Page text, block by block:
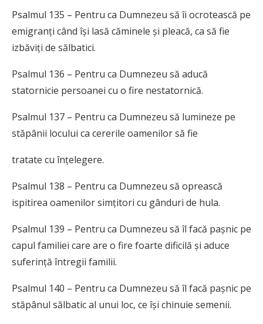
Psalmul 135 – Pentru ca Dumnezeu să îi ocrotească pe
emigranți când își lasă căminele și pleacă, ca să fie
izbăviți de sălbatici.
Psalmul 136 – Pentru ca Dumnezeu să aducă
statornicie persoanei cu o fire nestatornică.
Psalmul 137 – Pentru ca Dumnezeu să lumineze pe
stăpânii locului ca cererile oamenilor să fie
tratate cu înțelegere.
Psalmul 138 – Pentru ca Dumnezeu să oprească
ispitirea oamenilor simțitori cu gânduri de hula.
Psalmul 139 – Pentru ca Dumnezeu să îl facă pașnic pe
capul familiei care are o fire foarte dificilă și aduce
suferință întregii familii.
Psalmul 140 – Pentru ca Dumnezeu să îl facă pașnic pe
stăpânul sălbatic al unui loc, ce își chinuie semenii.